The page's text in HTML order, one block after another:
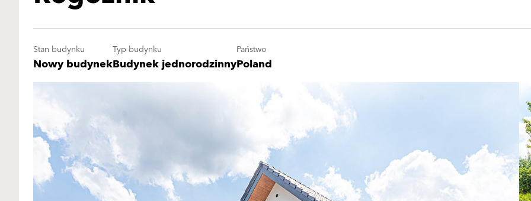
Stan budynku
Nowy budynek
Typ budynku
Budynek jednorodzinny
Państwo
Poland